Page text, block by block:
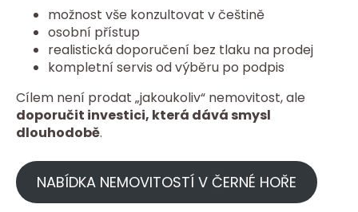
možnost vše konzultovat v češtině
osobní přístup
realistická doporučení bez tlaku na prodej
kompletní servis od výběru po podpis
Cílem není prodat „jakoukoliv“ nemovitost, ale
doporučit investici, která dává smysl
dlouhodobě.
NABÍDKA NEMOVITOSTÍ V ČERNÉ HOŘE